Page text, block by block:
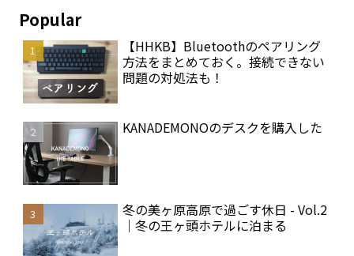
Popular
【HHKB】Bluetoothのペアリング
方法をまとめておく。接続できない
問題の対処法も！
KANADEMONOのデスクを購入した
冬の美ヶ原高原で過ごす休日 - Vol.2
｜冬の王ヶ頭ホテルに泊まる